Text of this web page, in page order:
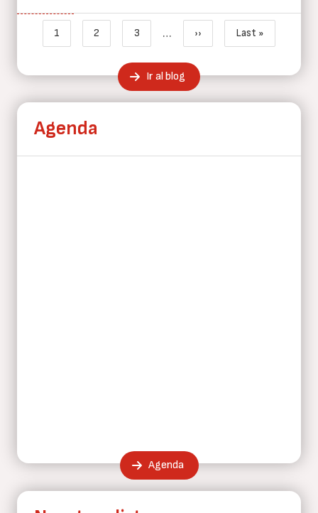
Paginación
Página actual
1
Page
2
Page
3 … Siguiente página
››
Última página
Last »
Ir al blog
Agenda
Agenda